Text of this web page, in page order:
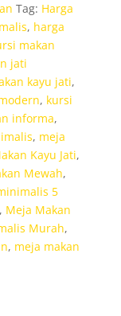
Tag: Harga
, harga
makan
jati
kayu jati,
, kursi
informa,
, meja
Kayu Jati,
Mewah,
5
, Meja Makan
Murah,
, meja makan